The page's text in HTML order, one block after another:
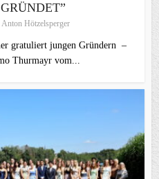
Anton Hötzelsperger
gratuliert jungen Gründern –
Thurmayr vom...